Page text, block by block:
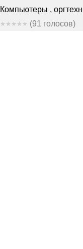
Компьютеры ,
(91 голосов)